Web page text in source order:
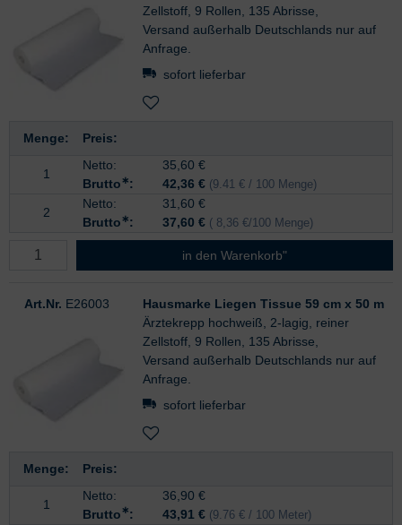
Zellstoff, 9 Rollen, 135 Abrisse,
Versand außerhalb Deutschlands nur auf
Anfrage.
sofort lieferbar
Menge: Preis:
1
Netto: 35,60 €
Brutto∗: 42,36 € (9.41 € / 100 Menge)
2
Netto:
31,60 €
Brutto∗: 37,60 € ( 8,36 €/100 Menge)
in den Warenkorb"
Art.Nr. E26003
Hausmarke Liegen Tissue 59 cm x 50 m
Ärztekrepp hochweiß, 2-lagig, reiner
Zellstoff, 9 Rollen, 135 Abrisse,
Versand außerhalb Deutschlands nur auf
Anfrage.
sofort lieferbar
Menge: Preis:
1
Netto: 36,90 €
Brutto∗: 43,91 € (9.76 € / 100 Meter)